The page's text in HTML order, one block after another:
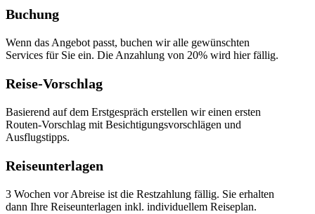
Buchung
Wenn das Angebot passt, buchen wir alle gewünschten
Services für Sie ein. Die Anzahlung von 20% wird hier fällig.
Reise-Vorschlag
Basierend auf dem Erstgespräch erstellen wir einen ersten
Routen-Vorschlag mit Besichtigungsvorschlägen und
Ausflugstipps.
Reiseunterlagen
3 Wochen vor Abreise ist die Restzahlung fällig. Sie erhalten
dann Ihre Reiseunterlagen inkl. individuellem Reiseplan.